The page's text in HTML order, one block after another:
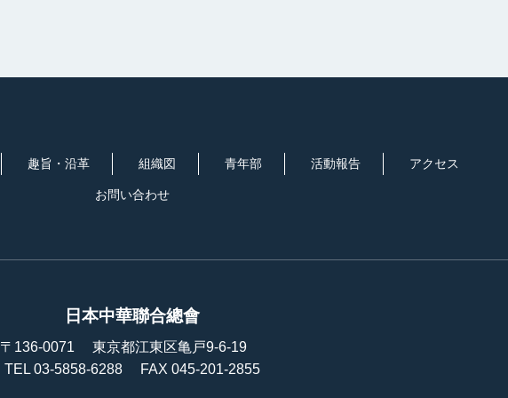
趣旨・沿革 組織図 青年部 活動報告 アクセス
お問い合わせ
日本中華聯合總會
〒136-0071
東京都江東区亀戸9-6-19
TEL 03-5858-6288
FAX 045-201-2855